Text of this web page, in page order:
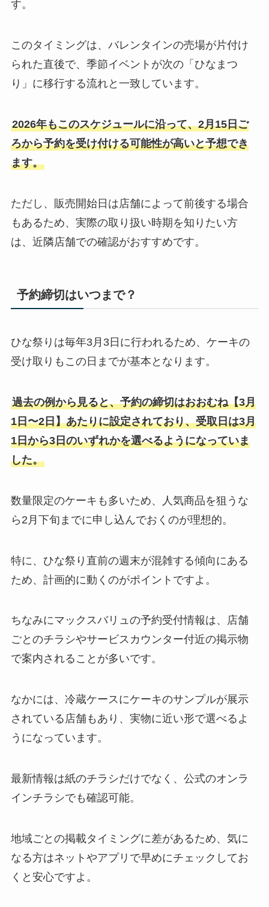
す。
このタイミングは、バレンタインの売場が片付け
られた直後で、季節イベントが次の「ひなまつ
り」に移行する流れと一致しています。
2026年もこのスケジュールに沿って、2月15日ご
ろから予約を受け付ける可能性が高いと予想でき
ます。
ただし、販売開始日は店舗によって前後する場合
もあるため、実際の取り扱い時期を知りたい方
は、近隣店舗での確認がおすすめです。
予約締切はいつまで？
ひな祭りは毎年3月3日に行われるため、ケーキの
受け取りもこの日までが基本となります。
過去の例から見ると、予約の締切はおおむね【3月
1日〜2日】あたりに設定されており、受取日は3月
1日から3日のいずれかを選べるようになっていま
した。
数量限定のケーキも多いため、人気商品を狙うな
ら2月下旬までに申し込んでおくのが理想的。
特に、ひな祭り直前の週末が混雑する傾向にある
ため、計画的に動くのがポイントですよ。
ちなみにマックスバリュの予約受付情報は、店舗
ごとのチラシやサービスカウンター付近の掲示物
で案内されることが多いです。
なかには、冷蔵ケースにケーキのサンプルが展示
されている店舗もあり、実物に近い形で選べるよ
うになっています。
最新情報は紙のチラシだけでなく、公式のオンラ
インチラシでも確認可能。
地域ごとの掲載タイミングに差があるため、気に
なる方はネットやアプリで早めにチェックしてお
くと安心ですよ。